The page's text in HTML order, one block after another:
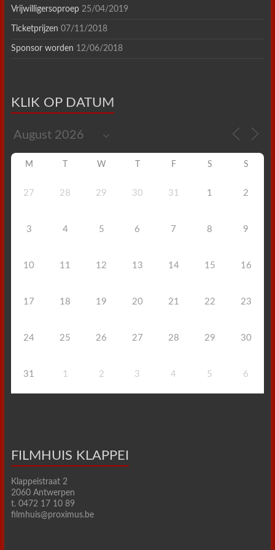
Vrijwilligersoproep 25/04/2019
Ticketprijzen 07/11/2018
Sponsor worden 12/06/2018
KLIK OP DATUM
M W F S S
27 28 29 30 31 1 2
3 4 5 6 7 8 9
10 11 12 13 14 15 16
17 18 19 20 21 22 23
24 25 26 27 28 29 30
31 1 2 3 4 5 6
FILMHUIS KLAPPEI
Klappeistraat 2
2060 Antwerpen
t. 0472 17 10 89
filmhuis@proximus.be